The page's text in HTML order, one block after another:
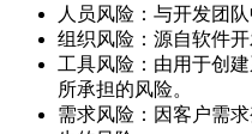
人员风险：与开发团
组织风险：源自软件
工具风险：由用于创
所承担的风险。
需求风险：因客户需